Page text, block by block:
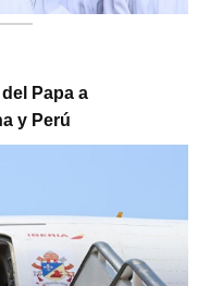
Papa a
y Perú